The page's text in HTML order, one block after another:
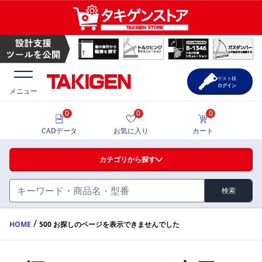
ハンドル・取手・つまみ・周辺機器
FA・A
蝶番・ステー・周辺機器
価格一覧
製品カタログ
メニュー
カテゴリから探す
検索
0
CADデータ
0
お気に入り
0
カート
ゲスト様
ログイン
HOME / 500 お探しのページを表示できませんでした